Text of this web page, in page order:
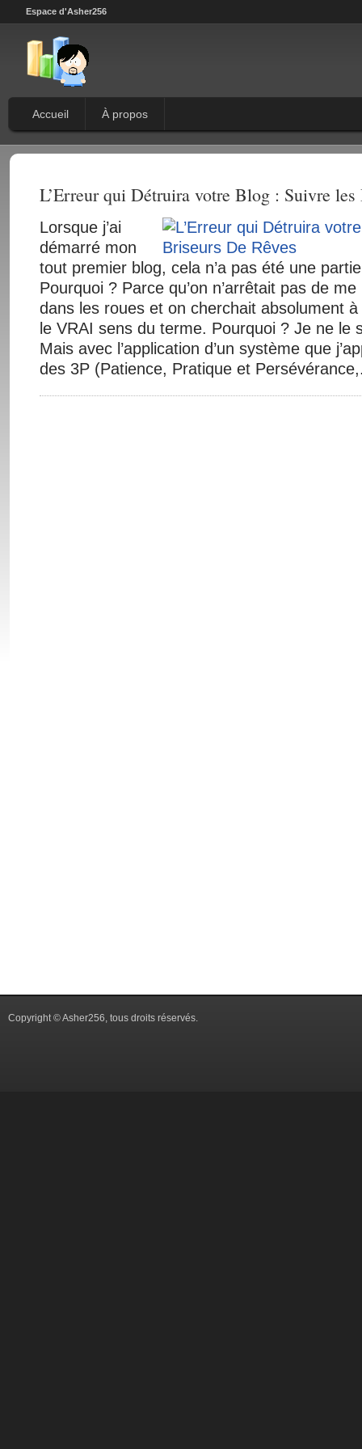
Espace d'Asher256
Accueil À propos
L’Erreur qui Détruira votre Blog : Suivre les
Lorsque j’ai
démarré mon
tout premier blog, cela n’a pas été une
Pourquoi ? Parce qu’on n’arrêtait pas de
dans les roues et on cherchait absolument
le VRAI sens du terme. Pourquoi ? Je ne le
Mais avec l’application d’un système que
des 3P (Patience, Pratique et
Copyright © Asher256, tous droits réservés.